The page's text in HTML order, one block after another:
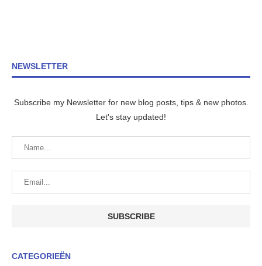
NEWSLETTER
Subscribe my Newsletter for new blog posts, tips & new photos.
Let's stay updated!
CATEGORIEËN